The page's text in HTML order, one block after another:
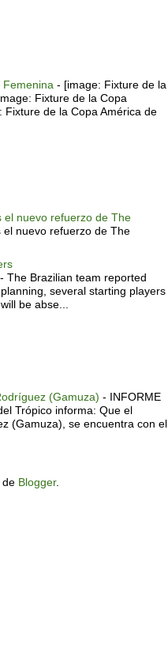
Femenina - [image: Fixture de la
Fixture de la Copa
de la Copa América de
el nuevo refuerzo de The
el nuevo refuerzo de The
- The Brazilian team reported
several starting players
be abse...
(Gamuza) - INFORME
Trópico informa: Que el
(Gamuza), se encuentra con el
de Blogger.